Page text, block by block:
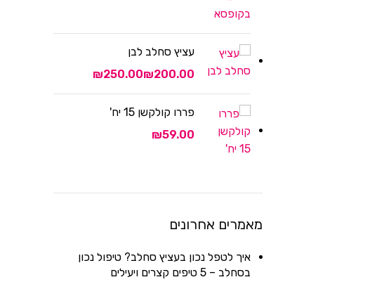
עציץ סחלב לבן
₪
₪
פררו קולקשן 15 יח'
₪
מאמרים אחרונים
איך לטפל נכון בעציץ סחלב? טיפול נכון
בסחלב – 5 טיפים קצרים ויעילים